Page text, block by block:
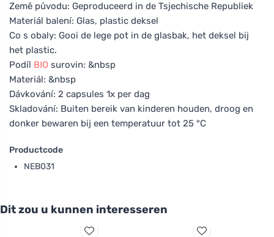
Země původu: Geproduceerd in de Tsjechische Republiek
Materiál balení: Glas, plastic deksel
Co s obaly: Gooi de lege pot in de glasbak, het deksel bij
het plastic.
Podíl BIO surovin: &nbsp
Materiál: &nbsp
Dávkování: 2 capsules 1x per dag
Skladování: Buiten bereik van kinderen houden, droog en
donker bewaren bij een temperatuur tot 25 °C
Productcode
NEB031
Dit zou u kunnen interesseren